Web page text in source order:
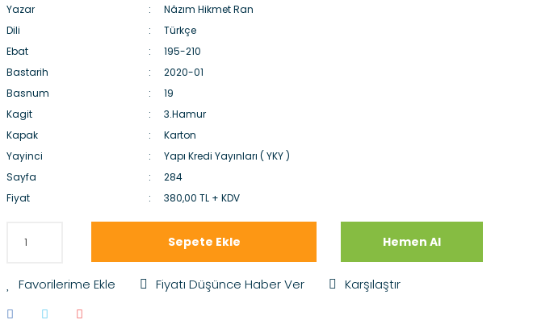
Yazar
Nâzım Hikmet Ran
Dili
Türkçe
Ebat
195-210
Bastarih
2020-01
Basnum
19
Kagit
3.Hamur
Kapak
Karton
Yayinci
Yapı Kredi Yayınları ( YKY )
Sayfa
284
Fiyat
380,00 TL + KDV
Sepete Ekle Hemen Al
Fiyatı Düşünce Haber Ver Karşılaştır